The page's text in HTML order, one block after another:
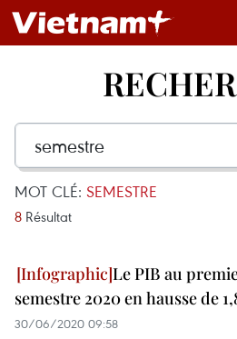
MOT CLÉ: SEMESTRE
8 Résultat
Le PIB au
semestre 2020 en hausse de
30/06/2020 09:58